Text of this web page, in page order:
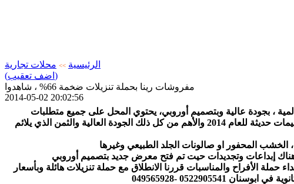
الرئيسية >> محلات تجارية
(اضف تعقيب)
مفروشات رينا بحملة تنزيلات ضخمة 66% ، شاهدوا
2014-05-02 20:02:56
، بجودة عالية وبتصميم أوروبي، يحتوي المحل على جميع متطلبات
واحتياجات السكان من كل ما يلزم البيت من أثاث الذي يلبي جميع احتياجات الشباب لأن المعرض الجديد يحتوي على موديلات وتصميمات حديثة للعام 2014 والأهم من كل ذلك الجودة العالية والثمن الذي يلائم
الأفراح والمناسبات قررنا الانطلاق مع حملة تنزيلات هائلة وبأسعار
-049565928